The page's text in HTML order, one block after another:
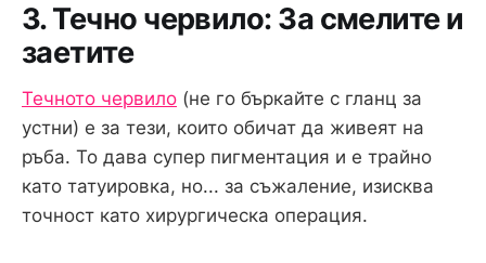
3. Течно червило: За смелите и
заетите
Течното червило (не го бъркайте с гланц за
устни) е за тези, които обичат да живеят на
ръба. То дава супер пигментация и е трайно
като татуировка, но... за съжаление, изисква
точност като хирургическа операция.